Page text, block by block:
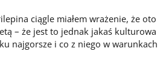
ciągle miałem wrażenie, że oto
– że jest to jednak jakaś kulturowa
najgorsze i co z niego w warunkach